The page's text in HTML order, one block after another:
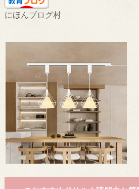
にほんブログ村